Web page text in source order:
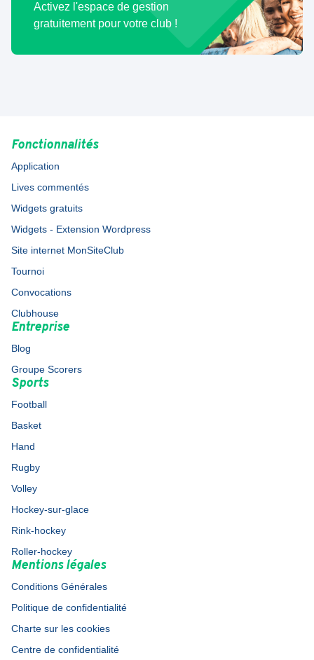
Activez l'espace de gestion
gratuitement pour votre club !
Fonctionnalités
Application
Lives commentés
Widgets gratuits
Widgets - Extension Wordpress
Site internet MonSiteClub
Tournoi
Convocations
Clubhouse
Entreprise
Blog
Groupe Scorers
Sports
Football
Basket
Hand
Rugby
Volley
Hockey-sur-glace
Rink-hockey
Roller-hockey
Mentions légales
Conditions Générales
Politique de confidentialité
Charte sur les cookies
Centre de confidentialité